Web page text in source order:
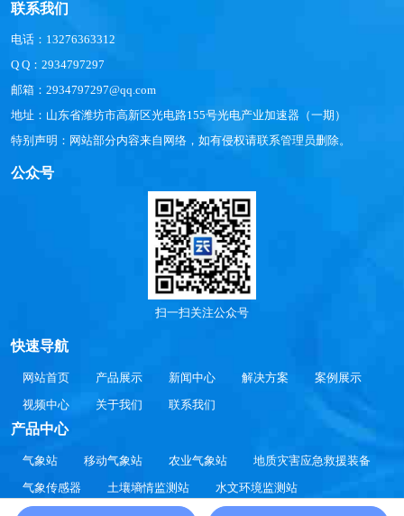
联系我们
电话：13276363312
Q Q：2934797297
邮箱：2934797297@qq.com
地址：山东省潍坊市高新区光电路155号光电产业加速器（一期）
特别声明：网站部分内容来自网络，如有侵权请联系管理员删除。
公众号
扫一扫关注公众号
快速导航
网站首页 产品展示 新闻中心 解决方案
案例展示
视频中心
关于我们 联系我们
产品中心
气象站 移动气象站 农业气象站
地质灾害应急救援装备
气象传感器
土壤墒情监测站
水文环境监测站